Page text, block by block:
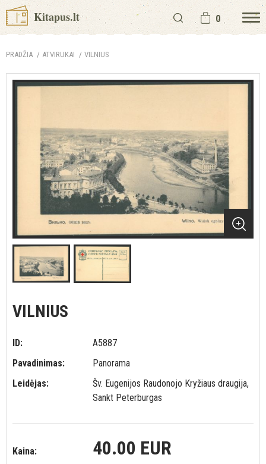
Kitapus.lt 0
PRADŽIA ATVIRUKAI VILNIUS
VILNIUS
ID:
A5887
Pavadinimas:
Panorama
Leidėjas:
Šv. Eugenijos Raudonojo Kryžiaus draugija,
Sankt Peterburgas
Kaina: 40.00 EUR